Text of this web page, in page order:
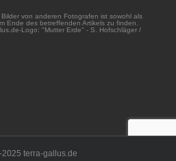
von anderen Fotografen ist sowohl als
Ende des betreffenden Artikels zu finden.
Logo: "Mutter Erde" - S. Hofschläger /
2025 terra-gallus.de